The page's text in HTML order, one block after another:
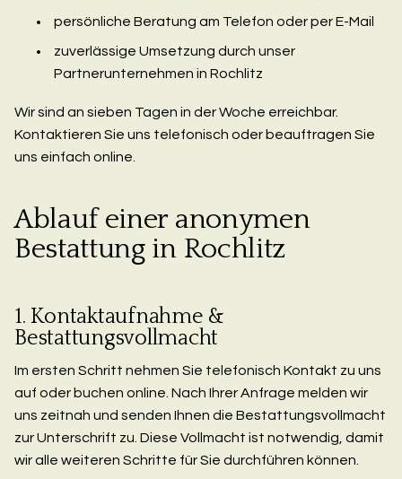
persönliche Beratung am Telefon oder per E-Mail
zuverlässige Umsetzung durch unser
Partnerunternehmen in Rochlitz
Wir sind an sieben Tagen in der Woche erreichbar.
Kontaktieren Sie uns telefonisch oder beauftragen Sie
uns einfach online.
Ablauf einer anonymen
Bestattung in Rochlitz
1. Kontaktaufnahme &
Bestattungsvollmacht
Im ersten Schritt nehmen Sie telefonisch Kontakt zu uns
auf oder buchen online. Nach Ihrer Anfrage melden wir
uns zeitnah und senden Ihnen die Bestattungsvollmacht
zur Unterschrift zu. Diese Vollmacht ist notwendig, damit
wir alle weiteren Schritte für Sie durchführen können.